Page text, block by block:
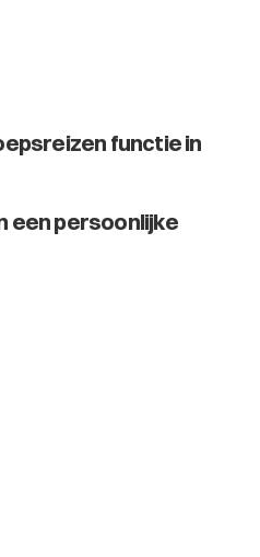
functie in
een persoonlijke